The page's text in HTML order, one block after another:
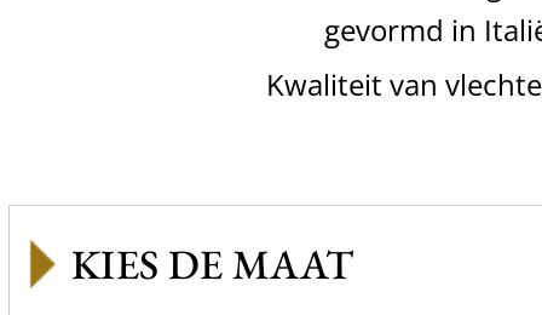
gevormd in
Kwaliteit van